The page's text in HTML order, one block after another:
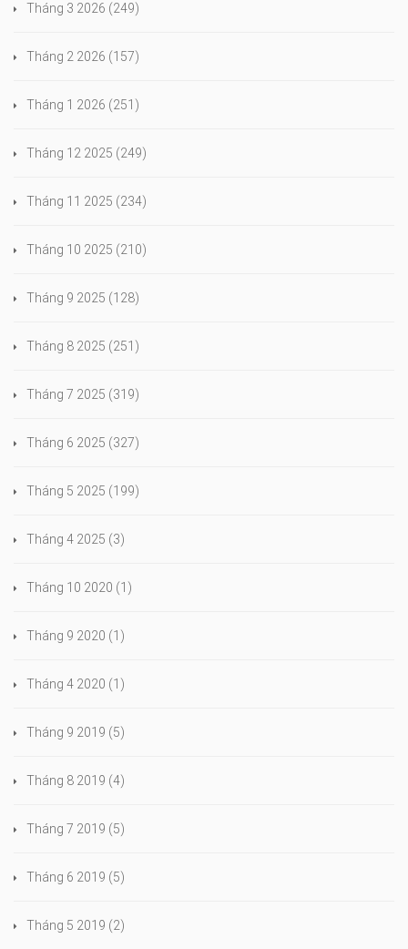
Tháng 3 2026 (249)
Tháng 2 2026 (157)
Tháng 1 2026 (251)
Tháng 12 2025 (249)
Tháng 11 2025 (234)
Tháng 10 2025 (210)
Tháng 9 2025 (128)
Tháng 8 2025 (251)
Tháng 7 2025 (319)
Tháng 6 2025 (327)
Tháng 5 2025 (199)
Tháng 4 2025 (3)
Tháng 10 2020 (1)
Tháng 9 2020 (1)
Tháng 4 2020 (1)
Tháng 9 2019 (5)
Tháng 8 2019 (4)
Tháng 7 2019 (5)
Tháng 6 2019 (5)
Tháng 5 2019 (2)